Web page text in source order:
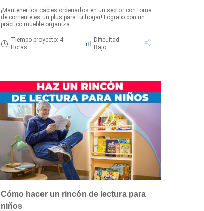
¡Mantener los cables ordenados en un sector con toma
de corriente es un plus para tu hogar! Lógralo con un
práctico mueble organiza...
Tiempo proyecto: 4
Horas
Dificultad:
Bajo
Cómo hacer un rincón de lectura para
niños